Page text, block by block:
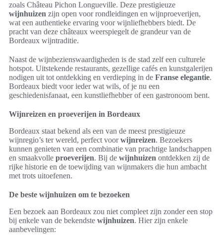
zoals Château Pichon Longueville. Deze prestigieuze
wijnhuizen zijn open voor rondleidingen en wijnproeverijen,
wat een authentieke ervaring voor wijnliefhebbers biedt. De
pracht van deze châteaux weerspiegelt de grandeur van de
Bordeaux wijntraditie.
Naast de wijnbezienswaardigheden is de stad zelf een culturele
hotspot. Uitstekende restaurants, gezellige cafés en kunstgalerijen
nodigen uit tot ontdekking en verdieping in de Franse elegantie.
Bordeaux biedt voor ieder wat wils, of je nu een
geschiedenisfanaat, een kunstliefhebber of een gastronoom bent.
Wijnreizen en proeverijen in Bordeaux
Bordeaux staat bekend als een van de meest prestigieuze
wijnregio’s ter wereld, perfect voorwijnreizen. Bezoekers
kunnen genieten van een combinatie van prachtige landschappen
en smaakvolle proeverijen. Bij de wijnhuizen ontdekken zij de
rijke historie en de toewijding van wijnmakers die hun ambacht
met trots uitoefenen.
De beste wijnhuizen om te bezoeken
Een bezoek aan Bordeaux zou niet compleet zijn zonder een stop
bij enkele van de bekendste wijnhuizen. Hier zijn enkele
aanbevelingen: